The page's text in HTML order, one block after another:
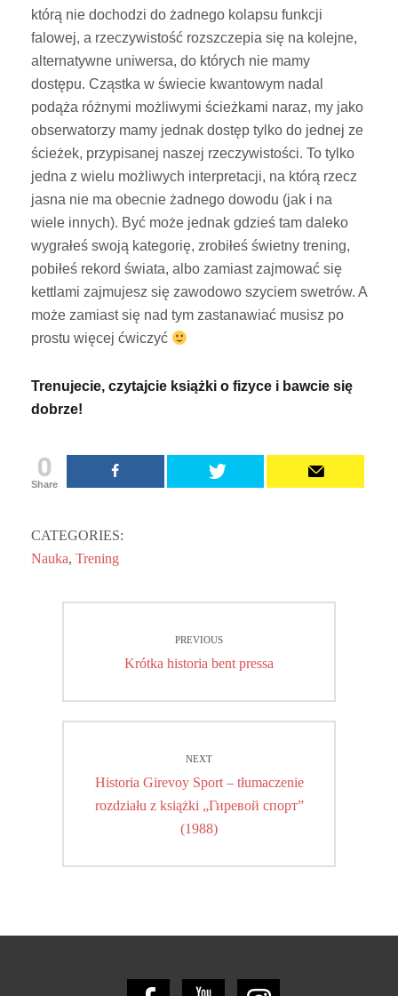
którą nie dochodzi do żadnego kolapsu funkcji
falowej, a rzeczywistość rozszczepia się na kolejne,
alternatywne uniwersa, do których nie mamy
dostępu. Cząstka w świecie kwantowym nadal
podąża różnymi możliwymi ścieżkami naraz, my jako
obserwatorzy mamy jednak dostęp tylko do jednej ze
ścieżek, przypisanej naszej rzeczywistości. To tylko
jedna z wielu możliwych interpretacji, na którą rzecz
jasna nie ma obecnie żadnego dowodu (jak i na
wiele innych). Być może jednak gdzieś tam daleko
wygrałeś swoją kategorię, zrobiłeś świetny trening,
pobiłeś rekord świata, albo zamiast zajmować się
kettlami zajmujesz się zawodowo szyciem swetrów. A
może zamiast się nad tym zastanawiać musisz po
prostu więcej ćwiczyć
Trenujecie, czytajcie książki o fizyce i bawcie się
dobrze!
0
Share
CATEGORIES:
Nauka, Trening
wpisu
PREVIOUS
Previous
Krótka historia bent pressa
NEXT
Next
post:
Historia Girevoy Sport – tłumaczenie
rozdziału z książki „Гиревой спорт”
(1988)